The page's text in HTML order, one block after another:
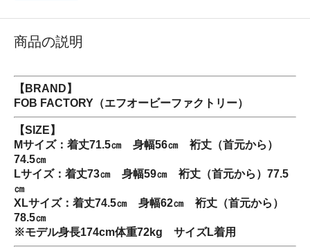
商品の説明
【BRAND】
FOB FACTORY（エフオービーファクトリー）
【SIZE】
Mサイズ：着丈71.5㎝ 身幅56㎝ 裄丈（首元から）
74.5㎝
Lサイズ：着丈73㎝ 身幅59㎝ 裄丈（首元から）77.5
㎝
XLサイズ：着丈74.5㎝ 身幅62㎝ 裄丈（首元から）
78.5㎝
※モデル身長174cm体重72kg サイズL着用